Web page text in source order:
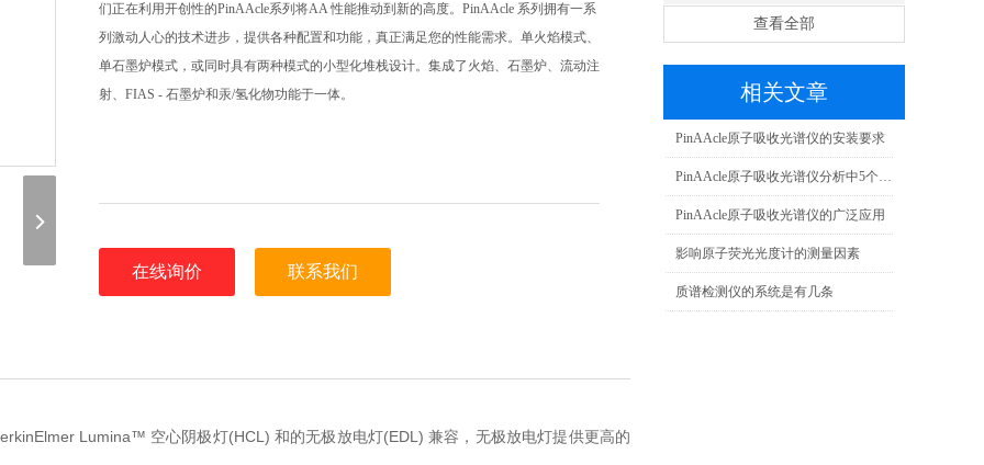
查看全部
相关文章
PinAAcle原子吸收光谱仪的安装要求
PinAAcle原子吸收光谱仪分析中5个Z佳测定条件的选择
PinAAcle原子吸收光谱仪的广泛应用
影响原子荧光光度计的测量因素
质谱检测仪的系统是有几条
们正在利用开创性的PinAAcle系列将AA 性能推动到新的高度。PinAAcle 系列拥有一系
列激动人心的技术进步，提供各种配置和功能，真正满足您的性能需求。单火焰模式、
单石墨炉模式，或同时具有两种模式的小型化堆栈设计。集成了火焰、石墨炉、流动注
射、FIAS - 石墨炉和汞/氢化物功能于一体。
在线询价 联系我们
Lumina™ 空心阴极灯(HCL) 和的无极放电灯(EDL) 兼容，无极放电灯提供更高的